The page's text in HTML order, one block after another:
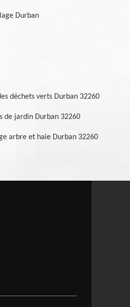
Durban
déchets verts Durban 32260
de jardin Durban 32260
arbre et haie Durban 32260